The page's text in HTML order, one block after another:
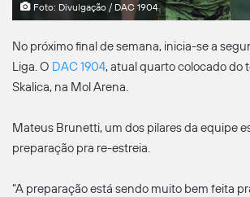
Foto: Divulgação / DAC 1904
No próximo final de semana, inicia-se a
Liga. O DAC 1904, atual quarto colocado do
Skalica, na Mol Arena.
Mateus Brunetti, um dos pilares da equipe
preparação pra re-estreia.
“A preparação está sendo muito bem feita